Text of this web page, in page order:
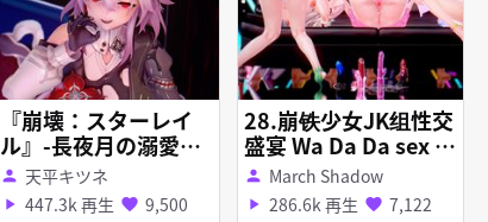
『崩壊：スターレイ
ル』-長夜月の溺愛搾
精性活-
person 天平キツネ
play_arrow 447.3k 再生 favorite 9,500
28.崩铁少女JK组性交
盛宴 Wa Da Da sex d
ance
person March Shadow
play_arrow 286.6k 再生 favorite 7,122